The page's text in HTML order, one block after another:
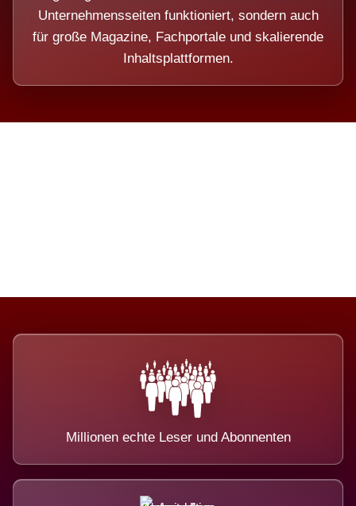
Unternehmensseiten funktioniert, sondern auch
für große Magazine, Fachportale und skalierende
Inhaltsplattformen.
Millionen echte Leser und Abonnenten